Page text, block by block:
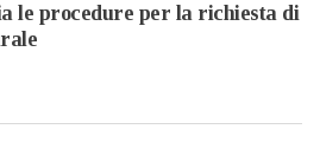
le procedure per la richiesta di